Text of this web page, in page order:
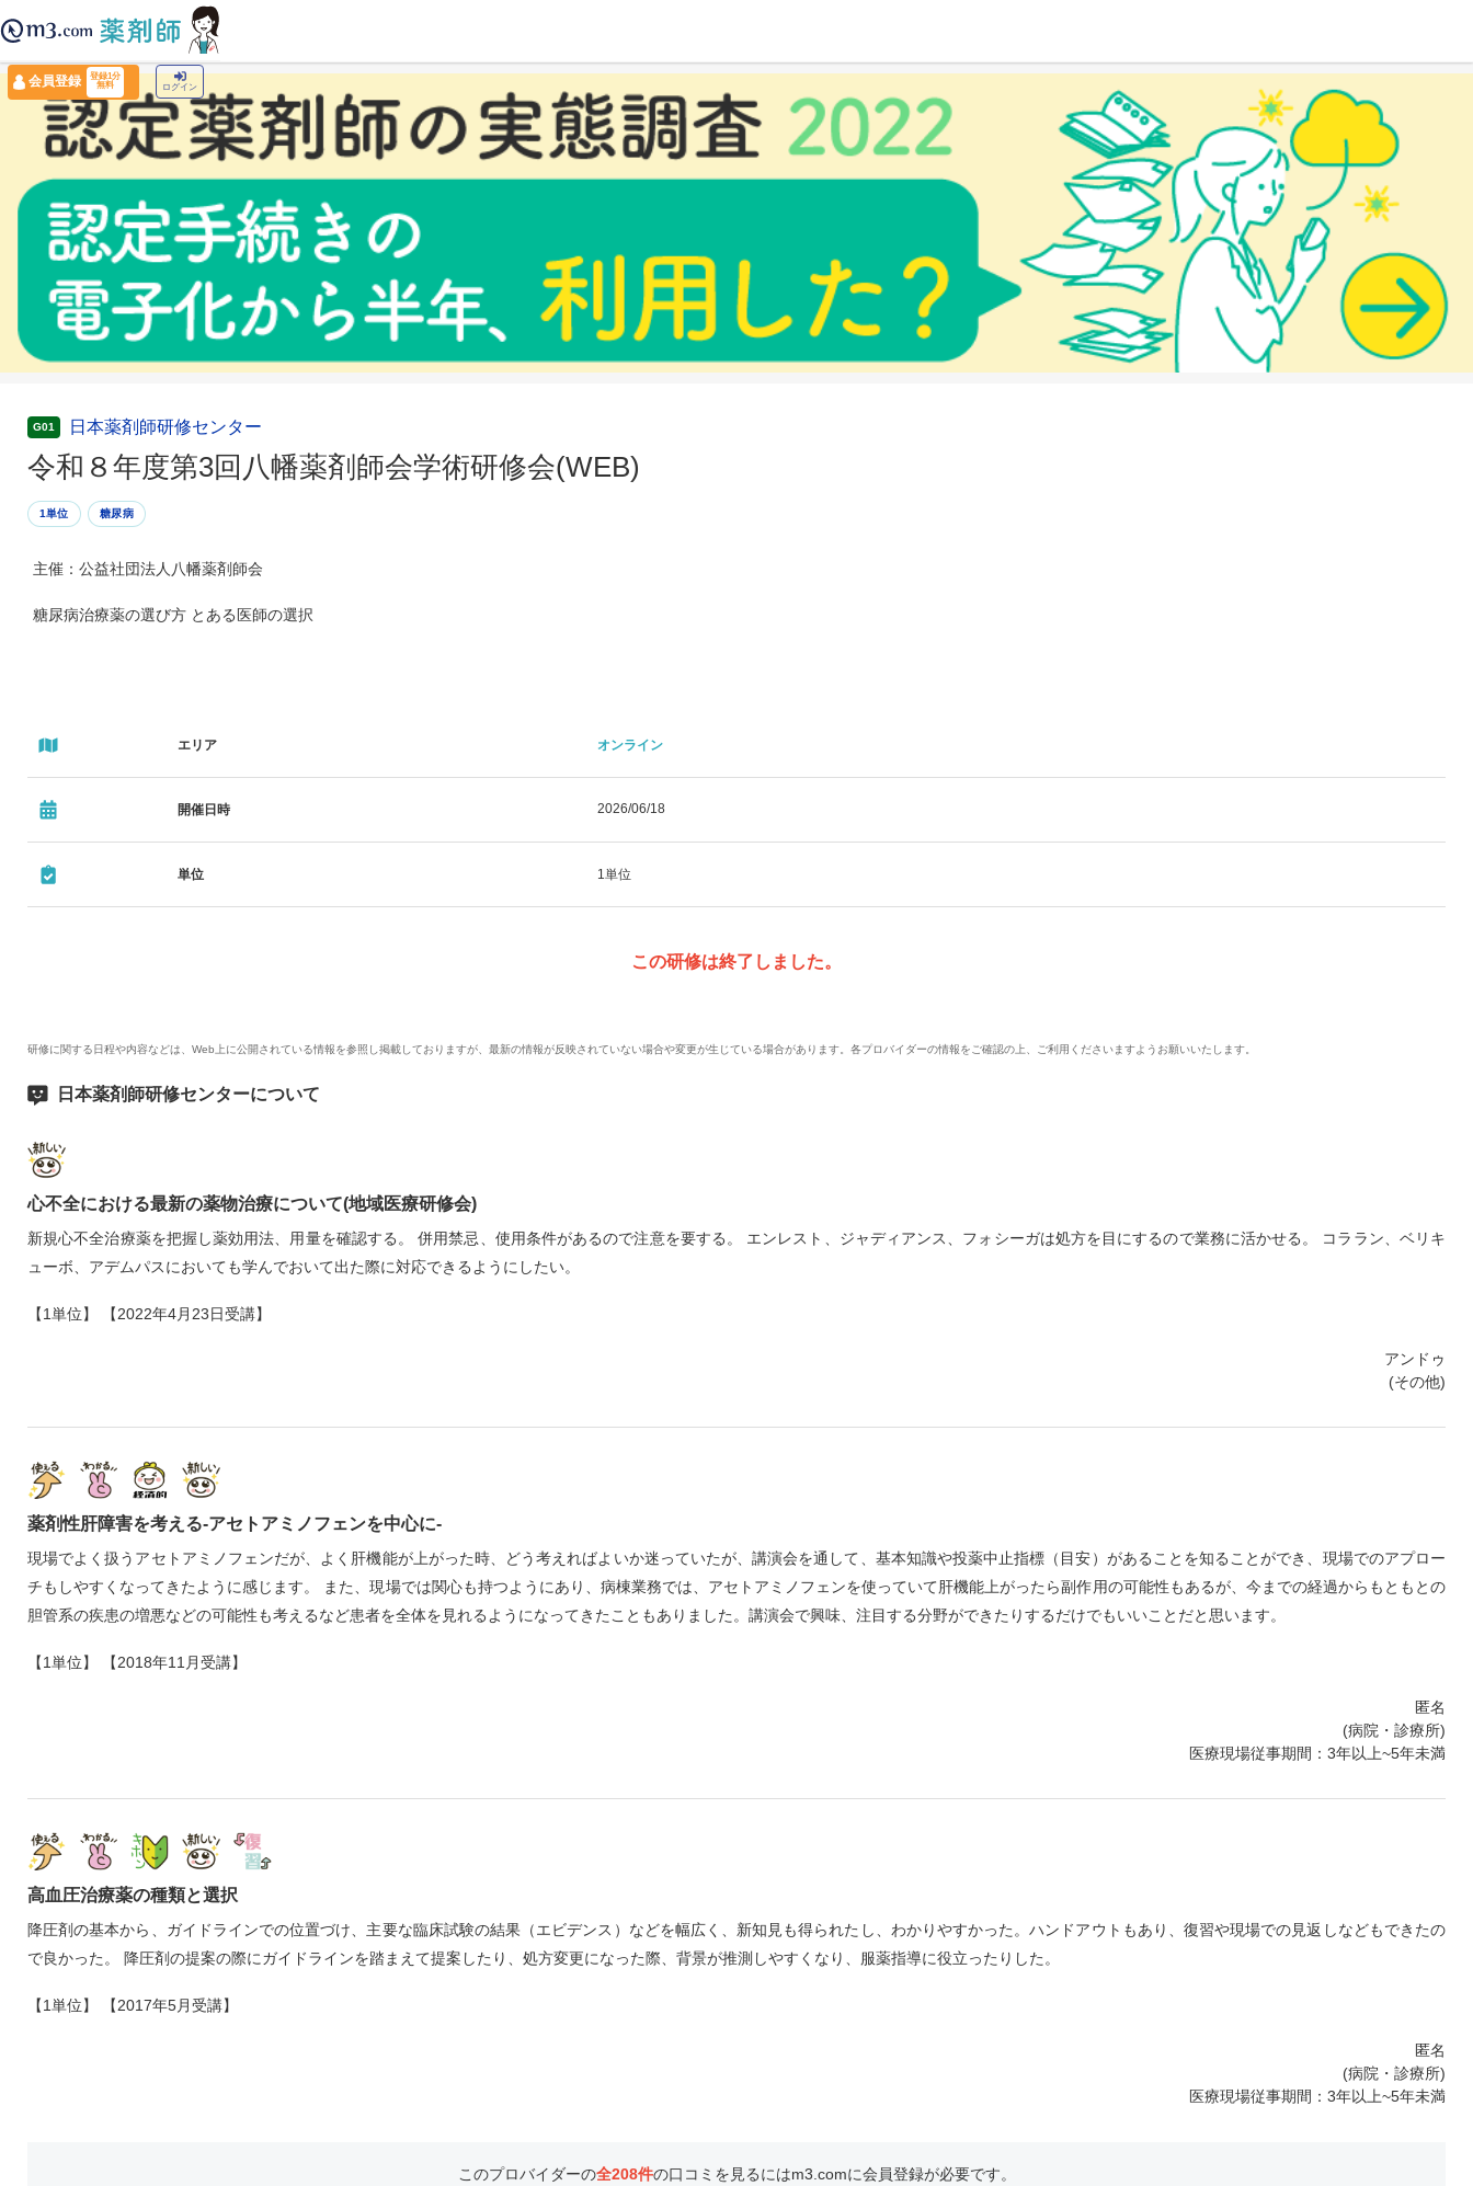
会員登録
登録1分
無料
ログイン
› 令和８年度第3回八幡薬剤師会学術研修会(WEB)
G01 日本薬剤師研修センター
令和８年度第3回八幡薬剤師会学術研修会(WEB)
1単位 糖尿病
主催：公益社団法人八幡薬剤師会
糖尿病治療薬の選び方 とある医師の選択
エリア オンライン
開催日時 2026/06/18
単位 1単位
この研修は終了しました。
研修に関する日程や内容などは、Web上に公開されている情報を参照し掲載しておりますが、最新の情報が反映されていない場合や変更が生じている場合があります。各プロバイダーの情報をご確認の上、ご利用くださいますようお願いいたします。
日本薬剤師研修センターについて
心不全における最新の薬物治療について(地域医療研修会)
新規心不全治療薬を把握し薬効用法、用量を確認する。 併用禁忌、使用条件があるので注意を要する。 エンレスト、ジャディアンス、フォシーガは処方を目にするので業務に活かせる。 コララン、ベリキ
ューボ、アデムパスにおいても学んでおいて出た際に対応できるようにしたい。
【1単位】 【2022年4月23日受講】
アンドゥ
(その他)
薬剤性肝障害を考える‐アセトアミノフェンを中心に‐
現場でよく扱うアセトアミノフェンだが、よく肝機能が上がった時、どう考えればよいか迷っていたが、講演会を通して、基本知識や投薬中止指標（目安）があることを知ることができ、現場でのアプロー
チもしやすくなってきたように感じます。 また、現場では関心も持つようにあり、病棟業務では、アセトアミノフェンを使っていて肝機能上がったら副作用の可能性もあるが、今までの経過からもともとの
胆管系の疾患の増悪などの可能性も考えるなど患者を全体を見れるようになってきたこともありました。講演会で興味、注目する分野ができたりするだけでもいいことだと思います。
【1単位】 【2018年11月受講】
匿名
(病院・診療所)
医療現場従事期間：3年以上~5年未満
高血圧治療薬の種類と選択
降圧剤の基本から、ガイドラインでの位置づけ、主要な臨床試験の結果（エビデンス）などを幅広く、新知見も得られたし、わかりやすかった。ハンドアウトもあり、復習や現場での見返しなどもできたの
で良かった。 降圧剤の提案の際にガイドラインを踏まえて提案したり、処方変更になった際、背景が推測しやすくなり、服薬指導に役立ったりした。
【1単位】 【2017年5月受講】
匿名
(病院・診療所)
医療現場従事期間：3年以上~5年未満
このプロバイダーの全208件の口コミを見るにはm3.comに会員登録が必要です。